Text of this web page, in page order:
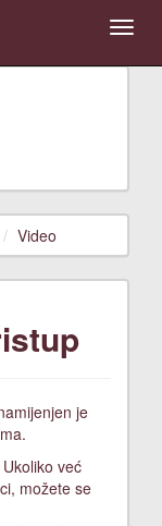
Video
je
već
možete se